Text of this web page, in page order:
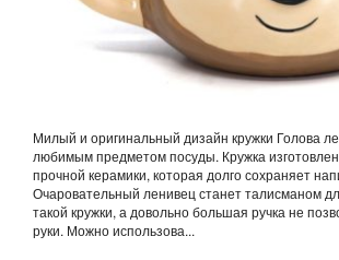
Милый и оригинальный дизайн кружки Голова
любимым предметом посуды. Кружка
прочной керамики, которая долго сохраняет
Очаровательный ленивец станет талисманом
такой кружки, а довольно большая ручка не
руки. Можно использова...